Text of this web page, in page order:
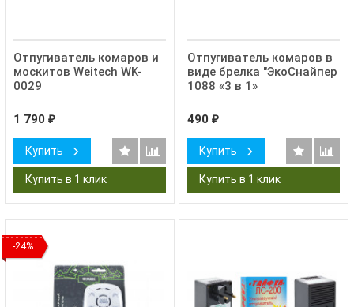
Отпугиватель комаров и
москитов Weitech WK-
0029
1 790 ₽
Купить
Отпугиватель комаров в
виде брелка "ЭкоСнайпер
1088 «3 в 1»
490 ₽
Купить
-24%